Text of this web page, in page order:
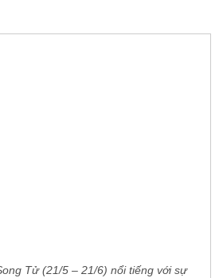
Tử (21/5 – 21/6) nổi tiếng với sự